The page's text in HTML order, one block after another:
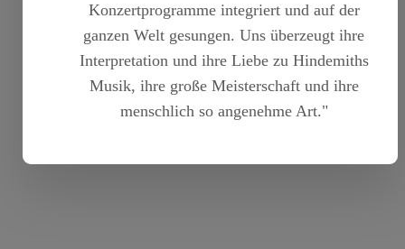
Konzertprogramme integriert und auf der
ganzen Welt gesungen. Uns überzeugt ihre
Interpretation und ihre Liebe zu Hindemiths
Musik, ihre große Meisterschaft und ihre
menschlich so angenehme Art."